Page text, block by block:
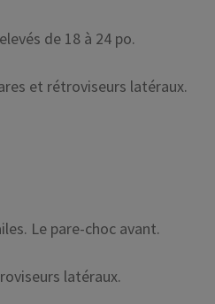
de 18 à 24 po.
et rétroviseurs latéraux.
Le pare-choc avant.
latéraux.